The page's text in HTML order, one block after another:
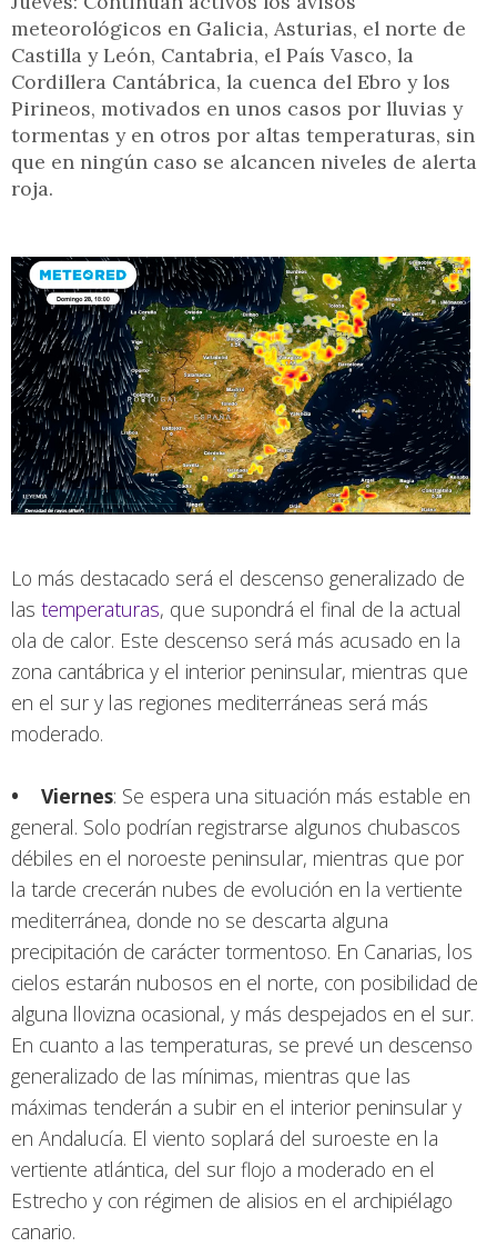
meteorológicos en Galicia, Asturias, el norte de
Castilla y León, Cantabria, el País Vasco, la
Cordillera Cantábrica, la cuenca del Ebro y los
Pirineos, motivados en unos casos por lluvias y
tormentas y en otros por altas temperaturas, sin
que en ningún caso se alcancen niveles de alerta
roja.
Lo más destacado será el descenso generalizado de
las temperaturas, que supondrá el final de la actual
ola de calor. Este descenso será más acusado en la
zona cantábrica y el interior peninsular, mientras que
en el sur y las regiones mediterráneas será más
moderado.
• Viernes: Se espera una situación más estable en
general. Solo podrían registrarse algunos chubascos
débiles en el noroeste peninsular, mientras que por
la tarde crecerán nubes de evolución en la vertiente
mediterránea, donde no se descarta alguna
precipitación de carácter tormentoso. En Canarias, los
cielos estarán nubosos en el norte, con posibilidad de
alguna llovizna ocasional, y más despejados en el sur.
En cuanto a las temperaturas, se prevé un descenso
generalizado de las mínimas, mientras que las
máximas tenderán a subir en el interior peninsular y
en Andalucía. El viento soplará del suroeste en la
vertiente atlántica, del sur flojo a moderado en el
Estrecho y con régimen de alisios en el archipiélago
canario.